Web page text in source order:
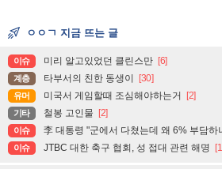
ㅇㅇㄱ 지금 뜨는 글
이슈 미리 알고있었던 클린스만 [6]
계층 타부서의 친한 동생이 [30]
유머 미국서 게임할때 조심해야하는거 [2]
기타 철봉 고인물 [2]
이슈 李 대통령 "군에서 다쳤는데 왜 6% 부담하나"…
이슈 JTBC 대한 축구 협회, 성 접대 관련 해명